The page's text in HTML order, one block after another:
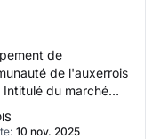
de
de l'auxerrois
du marché
10 nov. 2025